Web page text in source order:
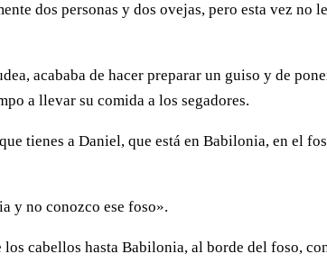
dos personas y dos ovejas, pero esta vez no
acababa de hacer preparar un guiso y de
a llevar su comida a los segadores.
tienes a Daniel, que está en Babilonia, en el
y no conozco ese foso».
cabellos hasta Babilonia, al borde del foso,